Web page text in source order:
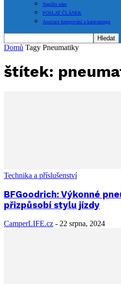
Napište nám
POSLAT ČLÁNEK
Asociace kempování a karavaningu
Domů Tagy Pneumatiky
štítek:
Technika a příslušenství
BFGoodrich: Výkonné
přizpůsobí stylu jízdy
CamperLIFE.cz - 22 srpna, 2024